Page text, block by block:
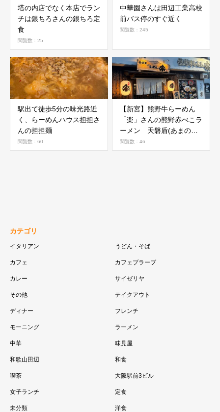
塔の内店でなく本店でラン
チは銀ちろさんの銀ちろ定
食
閲覧数：25
中華園さんは田辺工業高校
前バス停のすぐ近く
閲覧数：245
駅出て徒歩5分の味光路近
く、らーめんハウス担担さ
んの担担麺
閲覧数：60
【新宮】熊野牛らーめん
「楽」さんの熊野赤べこラ
ーメン 天磐盾(あまのい
わたて)のとこ
閲覧数：46
カテゴリ
イタリアン うどん・そば
カフェ カフェブラーブ
カレー サイゼリヤ
その他 テイクアウト
ディナー フレンチ
モーニング ラーメン
中華 味見屋
和歌山田辺 和食
喫茶 大阪駅前3ビル
女子ランチ 定食
未分類 洋食